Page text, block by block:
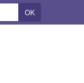
OK